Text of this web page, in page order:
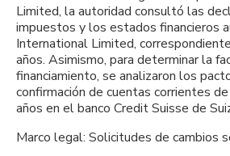
Limited, la autoridad consultó las
impuestos y los estados financieros
International Limited,
años. Asimismo, para determinar la
financiamiento, se analizaron los
confirmación de cuentas corrientes
años en el banco Credit Suisse de
Marco legal: Solicitudes de cambios